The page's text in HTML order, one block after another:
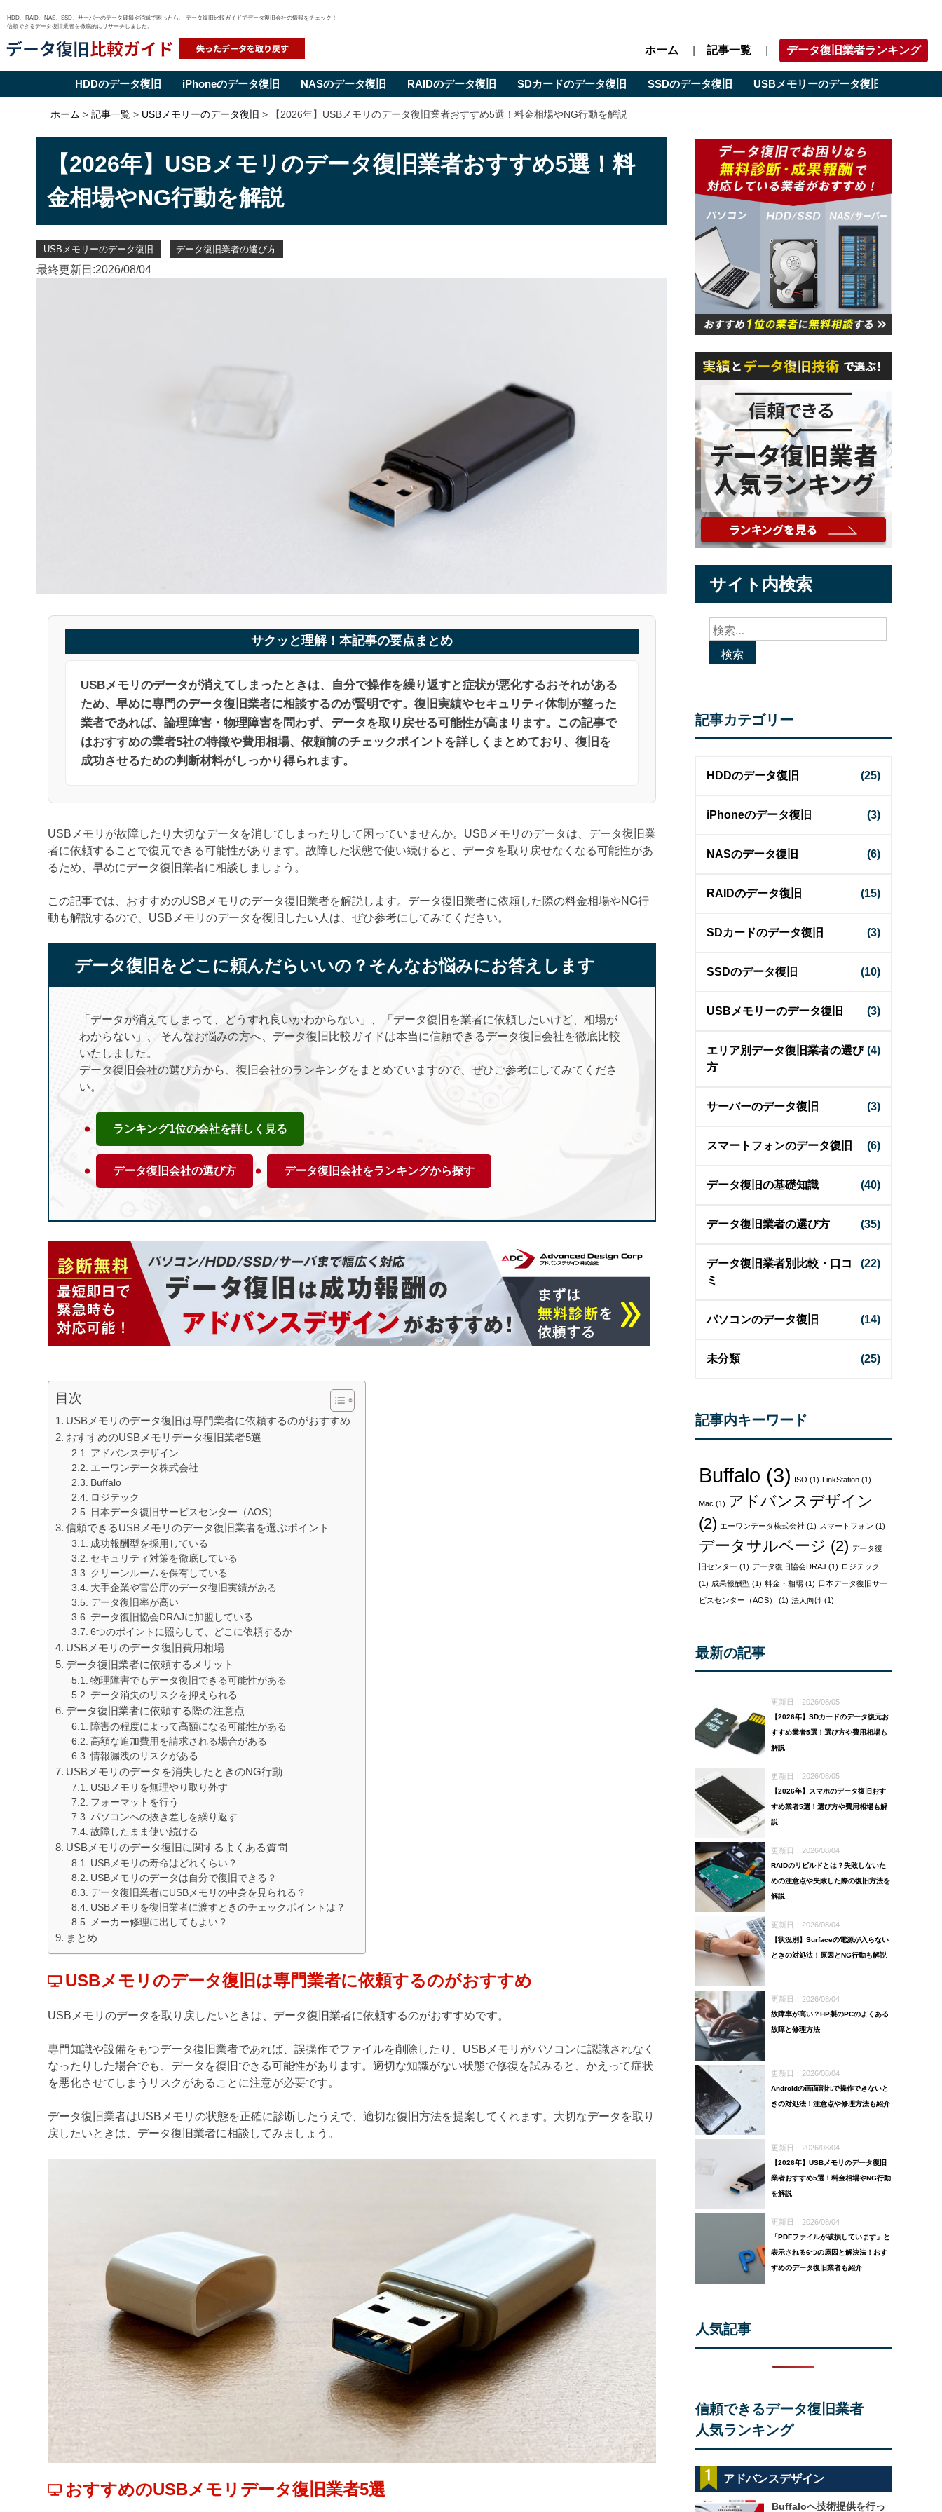
HDD、RAID、NAS、SSD、サーバーのデータ破損や消滅で困ったら、 データ復旧比較ガイドでデータ復旧会社の情報をチェック！
信頼できるデータ復旧業者を徹底的にリサーチしました。
ホーム 記事一覧 データ復旧業者ランキング
HDDのデータ復旧 iPhoneのデータ復旧 NASのデータ復旧 RAIDのデータ復旧 SDカードのデータ復旧 SSDのデータ復旧 USBメモリーのデータ復旧
ホーム > 記事一覧 > USBメモリーのデータ復旧 > 【2026年】USBメモリのデータ復旧業者おすすめ5選！料金相場やNG行動を解説
【2026年】USBメモリのデータ復旧業者おすすめ5選！料
金相場やNG行動を解説
USBメモリーのデータ復旧 データ復旧業者の選び方
最終更新日:2026/08/04
サクッと理解！本記事の要点まとめ
USBメモリのデータが消えてしまったときは、自分で操作を繰り返すと症状が悪化するおそれがある
ため、早めに専門のデータ復旧業者に相談するのが賢明です。復旧実績やセキュリティ体制が整った
業者であれば、論理障害・物理障害を問わず、データを取り戻せる可能性が高まります。この記事で
はおすすめの業者5社の特徴や費用相場、依頼前のチェックポイントを詳しくまとめており、復旧を
成功させるための判断材料がしっかり得られます。
USBメモリが故障したり大切なデータを消してしまったりして困っていませんか。USBメモリのデータは、データ復旧業
者に依頼することで復元できる可能性があります。故障した状態で使い続けると、データを取り戻せなくなる可能性があ
るため、早めにデータ復旧業者に相談しましょう。
この記事では、おすすめのUSBメモリのデータ復旧業者を解説します。データ復旧業者に依頼した際の料金相場やNG行
動も解説するので、USBメモリのデータを復旧したい人は、ぜひ参考にしてみてください。
データ復旧をどこに頼んだらいいの？そんなお悩みにお答えします
「データが消えてしまって、どうすれ良いかわからない」、「データ復旧を業者に依頼したいけど、相場が
わからない」、 そんなお悩みの方へ、データ復旧比較ガイドは本当に信頼できるデータ復旧会社を徹底比較
いたしました。
データ復旧会社の選び方から、復旧会社のランキングをまとめていますので、ぜひご参考にしてみてくださ
い。
ランキング1位の会社を詳しく見る
データ復旧会社の選び方 データ復旧会社をランキングから探す
目次
USBメモリのデータ復旧は専門業者に依頼するのがおすすめ
おすすめのUSBメモリデータ復旧業者5選
アドバンスデザイン
エーワンデータ株式会社
Buffalo
ロジテック
日本データ復旧サービスセンター（AOS）
信頼できるUSBメモリのデータ復旧業者を選ぶポイント
成功報酬型を採用している
セキュリティ対策を徹底している
クリーンルームを保有している
大手企業や官公庁のデータ復旧実績がある
データ復旧率が高い
データ復旧協会DRAJに加盟している
6つのポイントに照らして、どこに依頼するか
USBメモリのデータ復旧費用相場
データ復旧業者に依頼するメリット
物理障害でもデータ復旧できる可能性がある
データ消失のリスクを抑えられる
データ復旧業者に依頼する際の注意点
障害の程度によって高額になる可能性がある
高額な追加費用を請求される場合がある
情報漏洩のリスクがある
USBメモリのデータを消失したときのNG行動
USBメモリを無理やり取り外す
フォーマットを行う
パソコンへの抜き差しを繰り返す
故障したまま使い続ける
USBメモリのデータ復旧に関するよくある質問
USBメモリの寿命はどれくらい？
USBメモリのデータは自分で復旧できる？
データ復旧業者にUSBメモリの中身を見られる？
USBメモリを復旧業者に渡すときのチェックポイントは？
メーカー修理に出してもよい？
まとめ
USBメモリのデータ復旧は専門業者に依頼するのがおすすめ
USBメモリのデータを取り戻したいときは、データ復旧業者に依頼するのがおすすめです。
専門知識や設備をもつデータ復旧業者であれば、誤操作でファイルを削除したり、USBメモリがパソコンに認識されなく
なったりした場合でも、データを復旧できる可能性があります。適切な知識がない状態で修復を試みると、かえって症状
を悪化させてしまうリスクがあることに注意が必要です。
データ復旧業者はUSBメモリの状態を正確に診断したうえで、適切な復旧方法を提案してくれます。大切なデータを取り
戻したいときは、データ復旧業者に相談してみましょう。
おすすめのUSBメモリデータ復旧業者5選
サイト内検索
検
索:
記事カテゴリー
HDDのデータ復旧 (25)
iPhoneのデータ復旧 (3)
NASのデータ復旧 (6)
RAIDのデータ復旧 (15)
SDカードのデータ復旧 (3)
SSDのデータ復旧 (10)
USBメモリーのデータ復旧 (3)
エリア別データ復旧業者の選び
方
(4)
サーバーのデータ復旧 (3)
スマートフォンのデータ復旧 (6)
データ復旧の基礎知識 (40)
データ復旧業者の選び方 (35)
データ復旧業者別比較・口コ
ミ
(22)
パソコンのデータ復旧 (14)
未分類 (25)
記事内キーワード
Buffalo (3) ISO (1) LinkStation (1)
Mac (1) アドバンスデザイン
(2) エーワンデータ株式会社 (1) スマートフォン (1)
データサルベージ (2) データ復
旧センター (1) データ復旧協会DRAJ (1) ロジテック
(1) 成果報酬型 (1) 料金・相場 (1) 日本データ復旧サー
ビスセンター（AOS）
(1) 法人向け (1)
最新の記事
更新日：2026/08/05
【2026年】SDカードのデータ復元お
すすめ業者5選！選び方や費用相場も
解説
更新日：2026/08/05
【2026年】スマホのデータ復旧おす
すめ業者5選！選び方や費用相場も解
説
更新日：2026/08/04
RAIDのリビルドとは？失敗しないた
めの注意点や失敗した際の復旧方法を
解説
更新日：2026/08/04
【状況別】Surfaceの電源が入らない
ときの対処法！原因とNG行動も解説
更新日：2026/08/04
故障率が高い？HP製のPCのよくある
故障と修理方法
更新日：2026/08/04
Androidの画面割れで操作できないと
きの対処法！注意点や修理方法も紹介
更新日：2026/08/04
【2026年】USBメモリのデータ復旧
業者おすすめ5選！料金相場やNG行動
を解説
更新日：2026/08/04
「PDFファイルが破損しています」と
表示される6つの原因と解決法！おす
すめのデータ復旧業者も紹介
人気記事
信頼できるデータ復旧業者
人気ランキング
アドバンスデザイン
Buffaloへ技術提供を行っ